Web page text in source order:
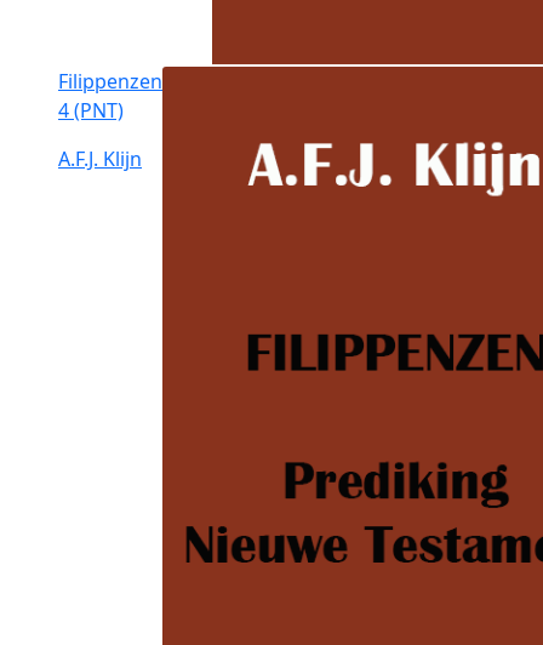
Filippenzen
4 (PNT)
A.F.J. Klijn